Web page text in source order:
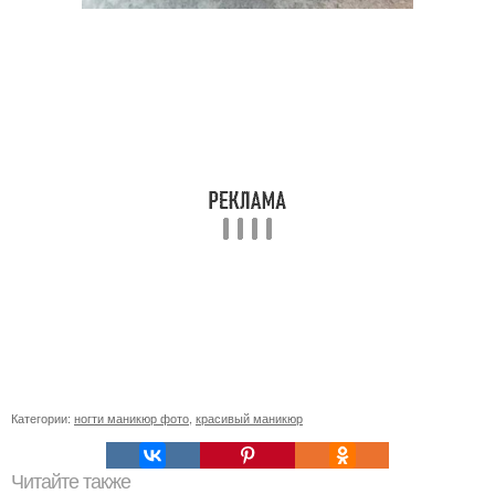
Категории: ногти маникюр фото красивый маникюр
Читайте также